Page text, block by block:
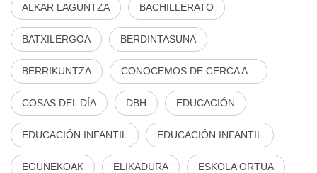
ALKAR LAGUNTZA BACHILLERATO
BATXILERGOA BERDINTASUNA
BERRIKUNTZA CONOCEMOS DE CERCA A...
COSAS DEL DÍA DBH EDUCACIÓN
EDUCACIÓN INFANTIL EDUCACIÓN INFANTIL
EGUNEKOAK ELIKADURA ESKOLA ORTUA